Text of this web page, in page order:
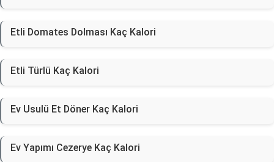
Etli Domates Dolması Kaç Kalori
Etli Türlü Kaç Kalori
Ev Usulü Et Döner Kaç Kalori
Ev Yapımı Cezerye Kaç Kalori